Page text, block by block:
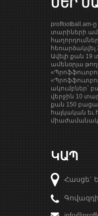
ՄԵՐ
տարիների
հեռարձակվել
Ավելի քան 19
ամենօրյա
ակումբներ`
վերջին 10
քան 150
հայկական եւ
միաժամանակ
ԿԱՊ
Հասցե`
Գովազդի